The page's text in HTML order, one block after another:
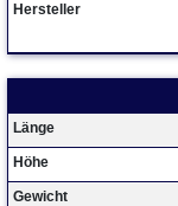
Hersteller
Länge
Höhe
Gewicht